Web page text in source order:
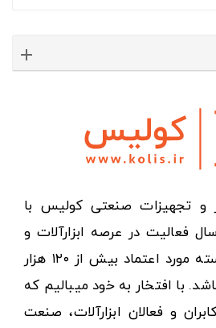
و تجهیزات صنعتی کولیس با
افتخار نزدیک به ۱۰ سال فعالیت در عرصه ابزارآلات و
کالاهای صنعتی توانسته مورد اعتماد بیش از ۱۲۰ هزار
با افتخار به خود میبالیم که
و فعالان ابزارآلات، صنعت